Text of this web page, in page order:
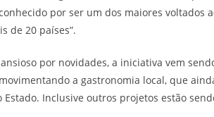
por ser um dos maiores
de 20 países”.
por novidades, a iniciativa vem
a gastronomia local, que
Inclusive outros projetos estão